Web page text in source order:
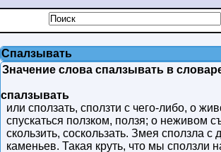
Спалзывать
Значение слова спалзывать в
спалзывать
или сползать, сползти с чего-либо, о
спускаться ползком, ползя; о неживом
скользить, соскользать. Змея сползла с
каменьев. Такая круть, что мы сползли